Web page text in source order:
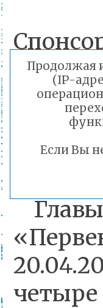
Продолжая
(IP-
Если Вы